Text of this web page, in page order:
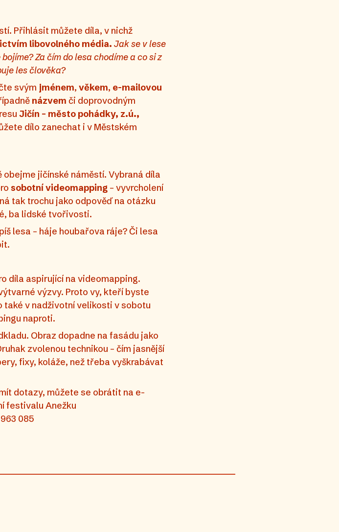
Přihlásit můžete díla, v nichž
libovolného média. Jak se v lese
Za čím do lesa chodíme a co si z
les člověka?
svým jménem, věkem, e-mailovou
názvem či doprovodným
Jičín – město pohádky, z.ú.,
dílo zanechat i v Městském
obejme jičínské náměstí. Vybraná díla
sobotní videomapping – vyvrcholení
tak trochu jako odpověď na otázku
ba lidské tvořivosti.
lesa – háje houbařova ráje? Či lesa
díla aspirující na videomapping.
výzvy. Proto vy, kteří byste
také v nadživotní velikosti v sobotu
naproti.
Obraz dopadne na fasádu jako
zvolenou technikou – čím jasnější
fixy, koláže, než třeba vyškrabávat
dotazy, můžete se obrátit na e-
festivalu Anežku
085